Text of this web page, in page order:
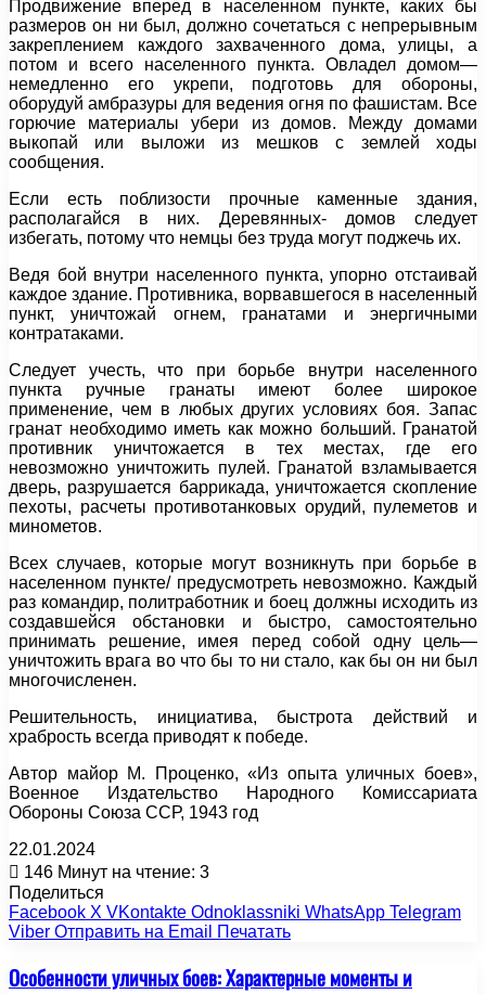
Продвижение вперед в населенном пункте, каких бы
размеров он ни был, должно сочетаться с непрерывным
закреплением каждого захваченного дома, улицы, а
потом и всего населенного пункта. Овладел домом—
немедленно его укрепи, подготовь для обороны,
оборудуй амбразуры для ведения огня по фашистам. Все
горючие материалы убери из домов. Между домами
выкопай или выложи из мешков с землей ходы
сообщения.
Если есть поблизости прочные каменные здания,
располагайся в них. Деревянных- домов следует
избегать, потому что немцы без труда могут поджечь их.
Ведя бой внутри населенного пункта, упорно отстаивай
каждое здание. Противника, ворвавшегося в населенный
пункт, уничтожай огнем, гранатами и энергичными
контратаками.
Следует учесть, что при борьбе внутри населенного
пункта ручные гранаты имеют более широкое
применение, чем в любых других условиях боя. Запас
гранат необходимо иметь как можно больший. Гранатой
противник уничтожается в тех местах, где его
невозможно уничтожить пулей. Гранатой взламывается
дверь, разрушается баррикада, уничтожается скопление
пехоты, расчеты противотанковых орудий, пулеметов и
минометов.
Всех случаев, которые могут возникнуть при борьбе в
населенном пункте/ предусмотреть невозможно. Каждый
раз командир, политработник и боец должны исходить из
создавшейся обстановки и быстро, самостоятельно
принимать решение, имея перед собой одну цель—
уничтожить врага во что бы то ни стало, как бы он ни был
многочисленен.
Решительность, инициатива, быстрота действий и
храбрость всегда приводят к победе.
Автор майор М. Проценко, «Из опыта уличных боев»,
Военное Издательство Народного Комиссариата
Обороны Союза ССР, 1943 год
22.01.2024
146 Минут на чтение: 3
Поделиться
Facebook X VKontakte Odnoklassniki WhatsApp Telegram
Viber Отправить на Email Печатать
Особенности уличных боев: Характерные моменты и